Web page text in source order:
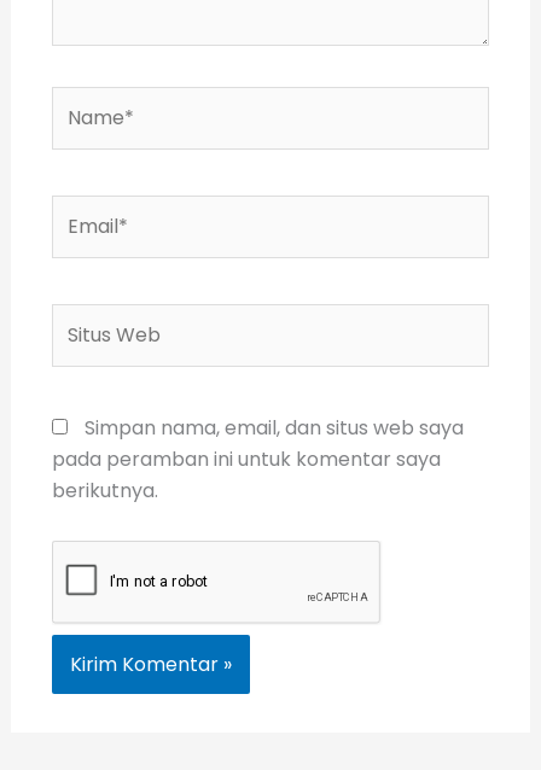
Web
Simpan nama, email, dan situs web saya
pada peramban ini untuk komentar saya
berikutnya.